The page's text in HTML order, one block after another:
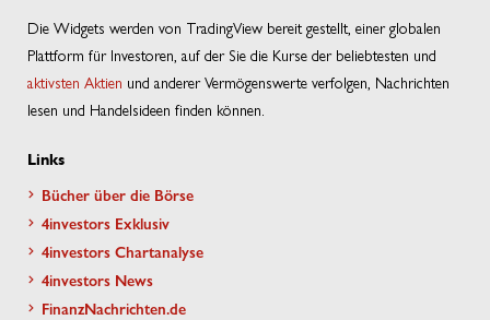
Die Widgets werden von TradingView bereit gestellt, einer globalen
Plattform für Investoren, auf der Sie die Kurse der beliebtesten und
aktivsten Aktien und anderer Vermögenswerte verfolgen, Nachrichten
lesen und Handelsideen finden können.
Links
Bücher über die Börse
4investors Exklusiv
4investors Chartanalyse
4investors News
FinanzNachrichten.de